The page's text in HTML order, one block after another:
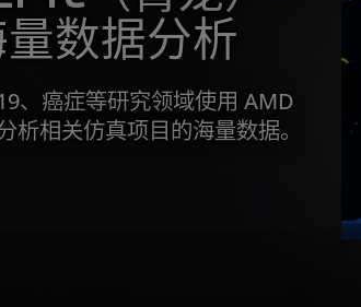
量数据分析
、癌症等研究领域使用 AMD
析相关仿真项目的海量数据。